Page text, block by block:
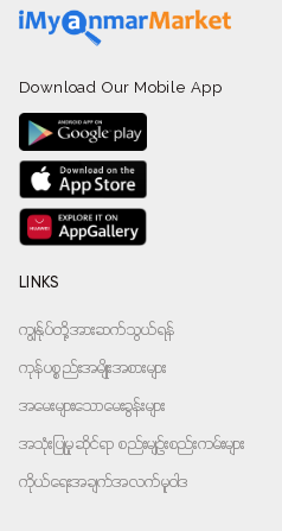
Download Our Mobile App
LINKS
ကျွန်ုပ်တို့အားဆက်သွယ်ရန်
ကုန်ပစ္စည်းအမျိုးအစားများ
အမေးများသောမေးခွန်းများ
အသုံးပြုမှုဆိုင်ရာ စည်းမျဉ်းစည်းကမ်းများ
ကိုယ်ရေးအချက်အလက်မူဝါဒ